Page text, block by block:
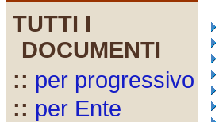
TUTTI I
DOCUMENTI
:: per progressivo
:: per Ente